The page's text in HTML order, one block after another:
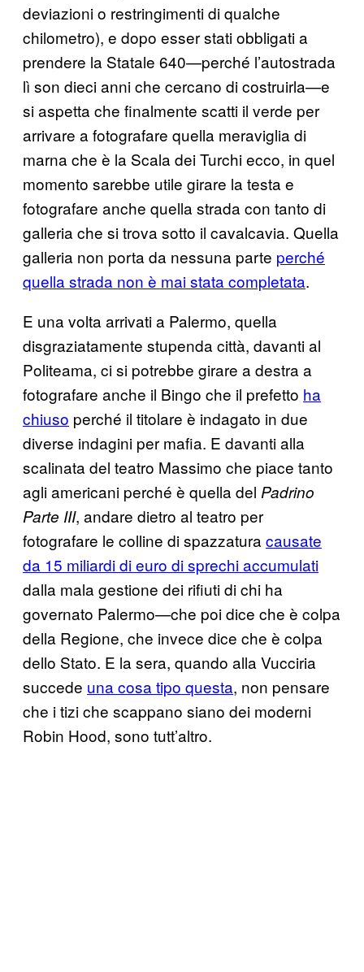
deviazioni o restringimenti di qualche
chilometro), e dopo esser stati obbligati a
prendere la Statale 640—perché l’autostrada
lì son dieci anni che cercano di costruirla—e
si aspetta che finalmente scatti il verde per
arrivare a fotografare quella meraviglia di
marna che è la Scala dei Turchi ecco, in quel
momento sarebbe utile girare la testa e
fotografare anche quella strada con tanto di
galleria che si trova sotto il cavalcavia. Quella
galleria non porta da nessuna parte perché
quella strada non è mai stata completata.
E una volta arrivati a Palermo, quella
disgraziatamente stupenda città, davanti al
Politeama, ci si potrebbe girare a destra a
fotografare anche il Bingo che il prefetto ha
chiuso perché il titolare è indagato in due
diverse indagini per mafia. E davanti alla
scalinata del teatro Massimo che piace tanto
agli americani perché è quella del Padrino
Parte III, andare dietro al teatro per
fotografare le colline di spazzatura causate
da 15 miliardi di euro di sprechi accumulati
dalla mala gestione dei rifiuti di chi ha
governato Palermo—che poi dice che è colpa
della Regione, che invece dice che è colpa
dello Stato. E la sera, quando alla Vucciria
succede una cosa tipo questa, non pensare
che i tizi che scappano siano dei moderni
Robin Hood, sono tutt’altro.